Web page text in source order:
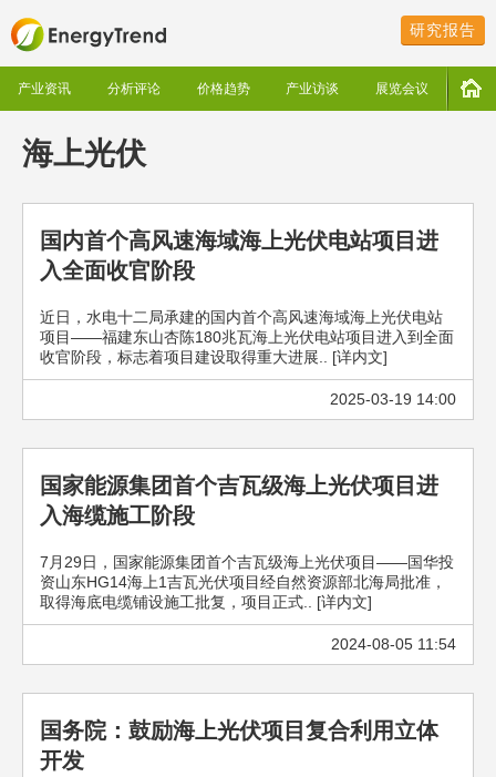
研究报告
产业资讯 分析评论 价格趋势 产业访谈 展览会议
海上光伏
国内首个高风速海域海上光伏电站项目进
入全面收官阶段
近日，水电十二局承建的国内首个高风速海域海上光伏电站
项目——福建东山杏陈180兆瓦海上光伏电站项目进入到全面
收官阶段，标志着项目建设取得重大进展.. [详内文]
2025-03-19 14:00
国家能源集团首个吉瓦级海上光伏项目进
入海缆施工阶段
7月29日，国家能源集团首个吉瓦级海上光伏项目——国华投
资山东HG14海上1吉瓦光伏项目经自然资源部北海局批准，
取得海底电缆铺设施工批复，项目正式.. [详内文]
2024-08-05 11:54
国务院：鼓励海上光伏项目复合利用立体
开发